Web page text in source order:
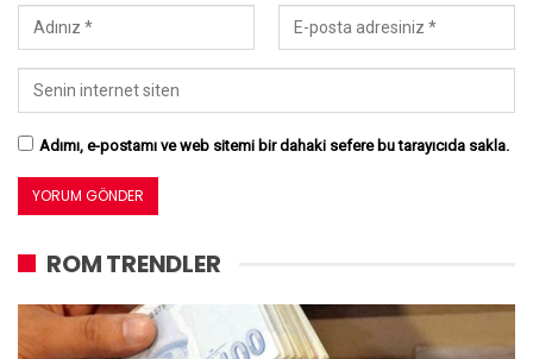
Adımı, e-postamı ve web sitemi bir dahaki sefere bu tarayıcıda sakla.
ROM TRENDLER